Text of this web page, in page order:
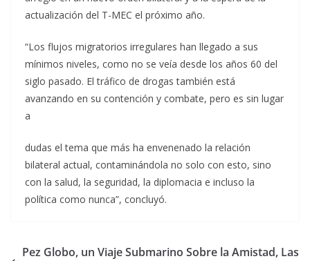
actualización del T-MEC el próximo año.
“Los flujos migratorios irregulares han llegado a sus
mínimos niveles, como no se veía desde los años 60 del
siglo pasado. El tráfico de drogas también está
avanzando en su contención y combate, pero es sin lugar
a
dudas el tema que más ha envenenado la relación
bilateral actual, contaminándola no solo con esto, sino
con la salud, la seguridad, la diplomacia e incluso la
política como nunca”, concluyó.
Pez Globo, un Viaje Submarino Sobre la Amistad, Las